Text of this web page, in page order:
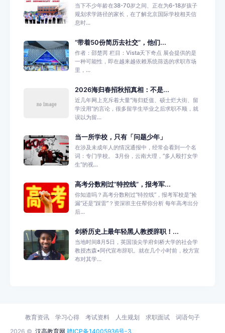
当下不少年龄在38-70岁之间、正在为6-18岁孩子
规划求学路径的家长，在了解北京国际学校相关信
息时...
“带着50份简历去社交”，他们...
作者：邵楚芮 栏目：Vista天下奇点 展会提供的是
一种可能性，即在越来越依赖系统筛选的求职市场
里，...
2026海归春招秋招真相：不是...
近几年网上充斥着大量“海归贬值、硕士烂大街、留
学没用”的言论，很多留学生毕业之后求职不顺，就
误以为留...
当一所学校，只有「问题少年」
在涉及未成年人的情况通报中，经常会看到一个名
词：专门学校。 3月份，云南大理，“多人殴打女学
生”的视...
高考分数刚过“特控线”，报考军...
你知道吗？高考分数刚过“特控线”，报考军校是“捡
漏”还是“踩雷”？资深班主任帮你分析 每年高考出分
后...
剑桥历史上最年轻黑人教授辞职！...
当地时间8月5日，英国顶尖学府剑桥大学的社会学
教授杰森•阿代宣布辞职。就在几个小时前，校方宣
布对其学...
2026 © 汉高教育网 赣ICP备14005936号-3
教育资讯 学习心得 考试资料 人生规划 求职面试 词语句子